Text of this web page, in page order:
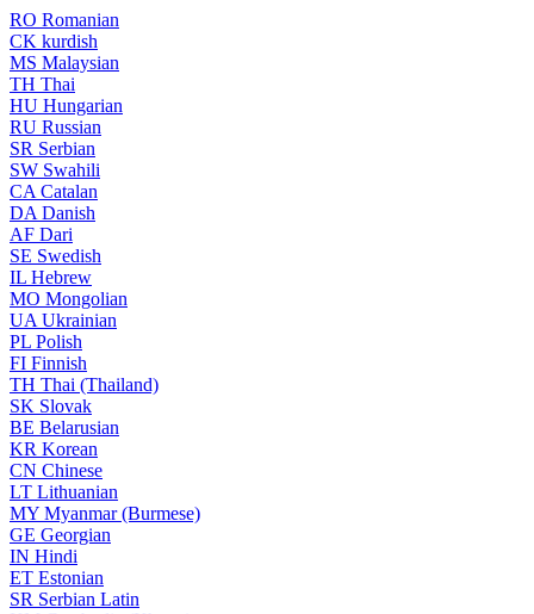
RO Romanian
CK kurdish
MS Malaysian
TH Thai
HU Hungarian
RU Russian
SR Serbian
SW Swahili
CA Catalan
DA Danish
AF Dari
SE Swedish
IL Hebrew
MO Mongolian
UA Ukrainian
PL Polish
FI Finnish
TH Thai (Thailand)
SK Slovak
BE Belarusian
KR Korean
CN Chinese
LT Lithuanian
MY Myanmar (Burmese)
GE Georgian
IN Hindi
ET Estonian
SR Serbian Latin